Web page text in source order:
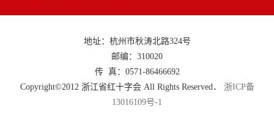
地址：杭州市秋涛北路324号
邮编：310020
传 真：0571-86466692
Copyright©2012 浙江省红十字会 All Rights Reserved． 浙ICP备
13016109号-1